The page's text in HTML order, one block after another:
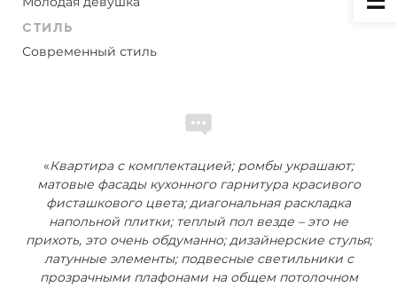
СТИЛЬ
Современный стиль
«Квартира с комплектацией; ромбы украшают;
матовые фасады кухонного гарнитура красивого
фисташкового цвета; диагональная раскладка
напольной плитки; теплый пол везде – это не
прихоть, это очень обдуманно; дизайнерские стулья;
латунные элементы; подвесные светильники с
прозрачными плафонами на общем потолочном